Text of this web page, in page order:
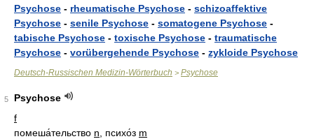
Psychose - rheumatische Psychose - schizoaffektive
Psychose - senile Psychose - somatogene Psychose -
tabische Psychose - toxische Psychose - traumatische
Psychose - vorübergehende Psychose - zykloide Psychose
Deutsch-Russischen Medizin-Wörterbuch > Psychose
5
Psychose
f
помеша́тельство n , психо́з m